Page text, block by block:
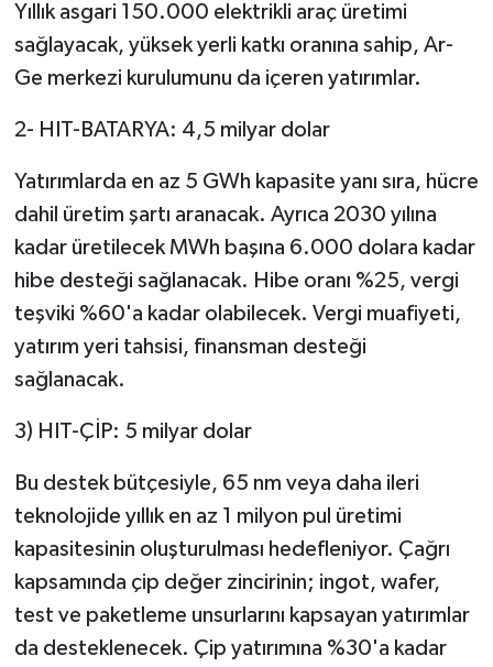
Yıllık asgari 150.000 elektrikli araç üretimi
sağlayacak, yüksek yerli katkı oranına sahip, Ar-
Ge merkezi kurulumunu da içeren yatırımlar.
2- HIT-BATARYA: 4,5 milyar dolar
Yatırımlarda en az 5 GWh kapasite yanı sıra, hücre
dahil üretim şartı aranacak. Ayrıca 2030 yılına
kadar üretilecek MWh başına 6.000 dolara kadar
hibe desteği sağlanacak. Hibe oranı %25, vergi
teşviki %60'a kadar olabilecek. Vergi muafiyeti,
yatırım yeri tahsisi, finansman desteği
sağlanacak.
3) HIT-ÇİP: 5 milyar dolar
Bu destek bütçesiyle, 65 nm veya daha ileri
teknolojide yıllık en az 1 milyon pul üretimi
kapasitesinin oluşturulması hedefleniyor. Çağrı
kapsamında çip değer zincirinin; ingot, wafer,
test ve paketleme unsurlarını kapsayan yatırımlar
da desteklenecek. Çip yatırımına %30'a kadar